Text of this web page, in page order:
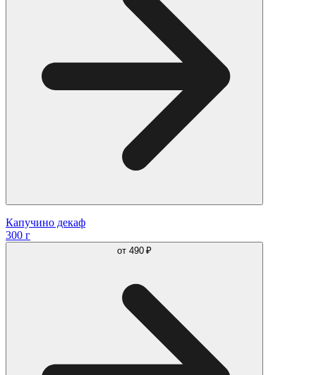
Капучино декаф
300 г
от 490 ₽